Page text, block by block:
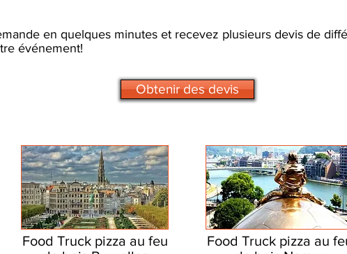
en quelques minutes et recevez plusieurs devis de
événement!
Obtenir des devis
Food Truck pizza au feu
Food Truck pizza au